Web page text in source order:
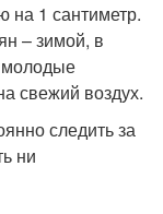
на 1 сантиметр.
– зимой, в
молодые
свежий воздух.
следить за
ни